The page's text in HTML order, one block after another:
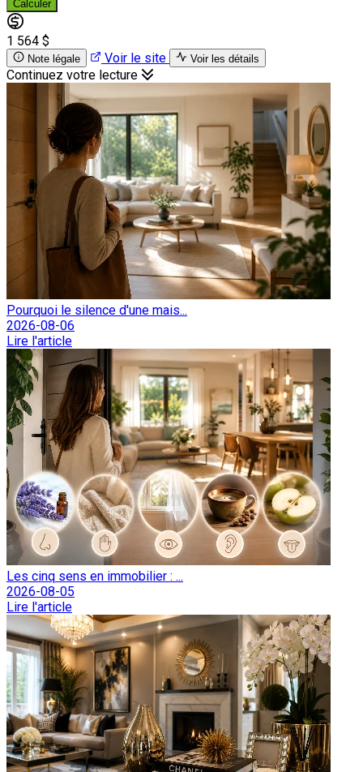
Calculer
1 564 $
Note légale Voir le site Voir les détails
Continuez votre lecture
Pourquoi le silence d'une mais...
2026-08-06
Lire l'article
Les cinq sens en immobilier : ...
2026-08-05
Lire l'article